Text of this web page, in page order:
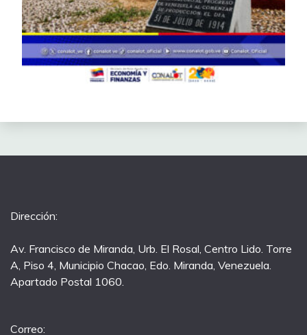
Dirección:
Av. Francisco de Miranda, Urb. El Rosal, Centro Lido. Torre
A, Piso 4, Municipio Chacao, Edo. Miranda, Venezuela.
Apartado Postal 1060.
Correo: